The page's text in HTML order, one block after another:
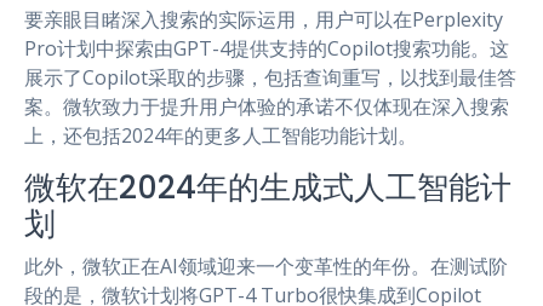
要亲眼目睹深入搜索的实际运用，用户可以在Perplexity
Pro计划中探索由GPT-4提供支持的Copilot搜索功能。这
展示了Copilot采取的步骤，包括查询重写，以找到最佳答
案。微软致力于提升用户体验的承诺不仅体现在深入搜索
上，还包括2024年的更多人工智能功能计划。
微软在2024年的生成式人工智能计
划
此外，微软正在AI领域迎来一个变革性的年份。在测试阶
段的是，微软计划将GPT-4 Turbo很快集成到Copilot